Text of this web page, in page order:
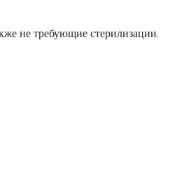
не требующие стерилизации.